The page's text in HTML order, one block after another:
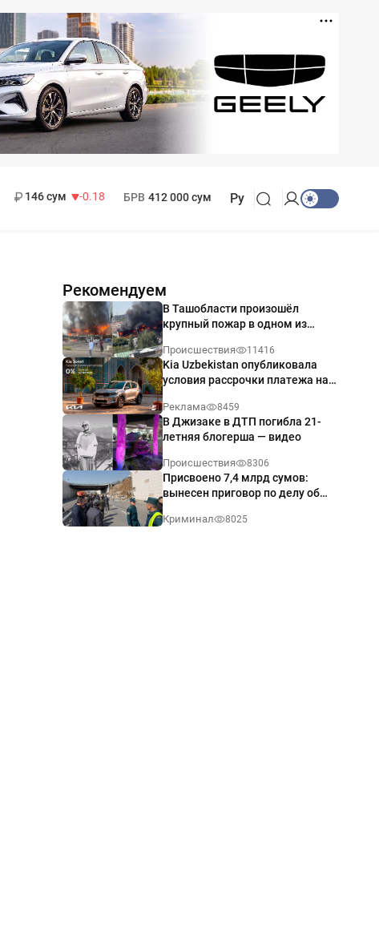
146 сум
-0.18
БРВ 412 000 сум Ру
Рекомендуем
В Ташобласти произошёл
крупный пожар в одном из
Происшествия 11416
Kia Uzbekistan опубликовала
условия рассрочки платежа на
годовых
Реклама 8459
В Джизаке в ДТП погибла 21-
летняя блогерша — видео
Происшествия 8306
Присвоено 7,4 млрд сумов:
вынесен приговор по делу об
Ташкенте
Криминал 8025